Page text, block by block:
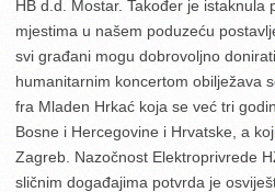
HB d.d. Mostar. Također je istaknula
mjestima u našem poduzeću
svi građani mogu dobrovoljno
humanitarnim koncertom obilježava
fra Mladen Hrkać koja se već tri
Bosne i Hercegovine i Hrvatske, a
Zagreb. Nazočnost Elektroprivrede
sličnim događajima potvrda je